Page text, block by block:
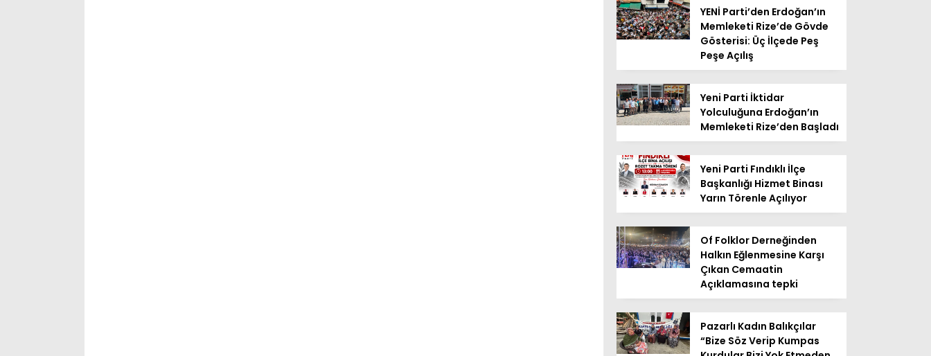
YENİ Parti’den Erdoğan’ın
Memleketi Rize’de Gövde
Gösterisi: Üç İlçede Peş
Peşe Açılış
Yeni Parti İktidar
Yolculuğuna Erdoğan’ın
Memleketi Rize’den Başladı
Yeni Parti Fındıklı İlçe
Başkanlığı Hizmet Binası
Yarın Törenle Açılıyor
Of Folklor Derneğinden
Halkın Eğlenmesine Karşı
Çıkan Cemaatin
Açıklamasına tepki
Pazarlı Kadın Balıkçılar
“Bize Söz Verip Kumpas